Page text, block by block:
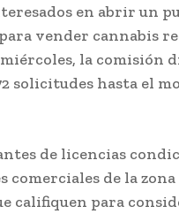
​​​​en abrir un
vender cannabis
la comisión
solicitudes hasta el
de licencias
comerciales de la
califiquen para